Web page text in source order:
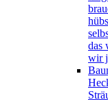
das
wir